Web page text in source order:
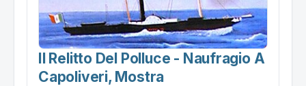
Il Relitto Del Polluce - Naufragio A
Capoliveri, Mostra